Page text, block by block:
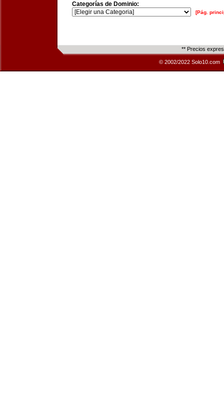
Categorías de Dominio:
[Pág.
** Precios
© 2002/2022 Solo10.com